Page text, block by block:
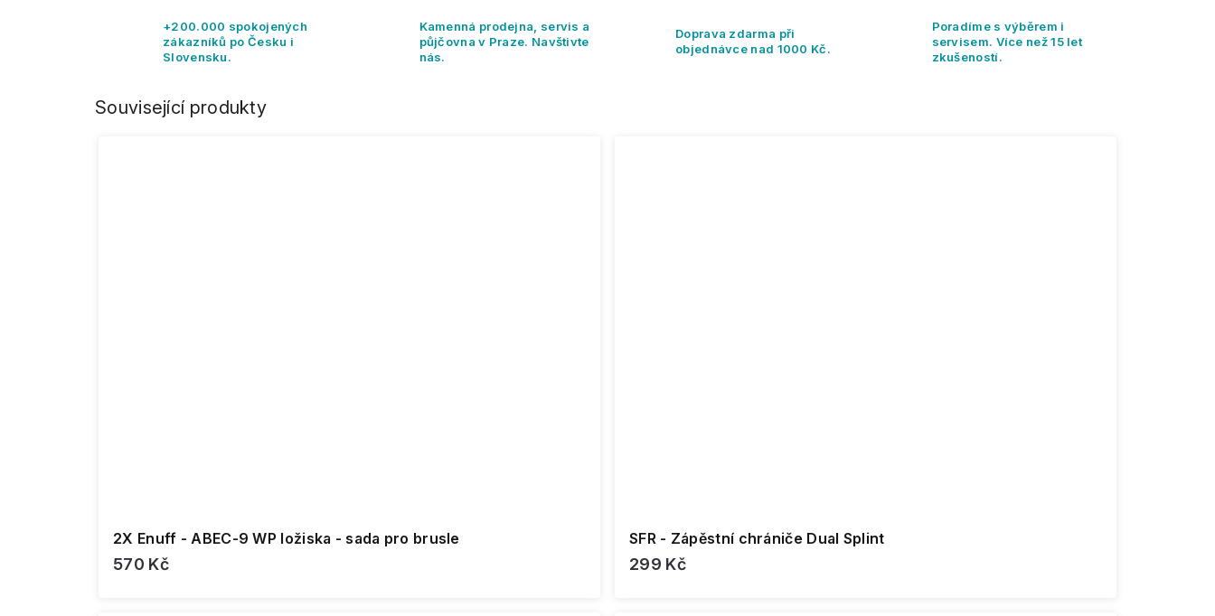
+200.000 spokojených
zákazníků po Česku i
Slovensku.
Kamenná prodejna, servis a
půjčovna v Praze. Navštivte
nás.
Doprava zdarma při
objednávce nad 1000 Kč.
Poradíme s výběrem i
servisem. Více než 15 let
zkušeností.
Související produkty
2X Enuff - ABEC-9 WP ložiska - sada pro brusle
570 Kč
SFR - Zápěstní chrániče Dual Splint
299 Kč